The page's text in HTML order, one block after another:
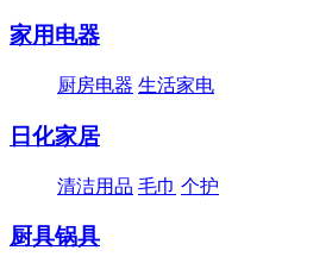
家用电器
厨房电器 生活家电
日化家居
清洁用品 毛巾 个护
厨具锅具